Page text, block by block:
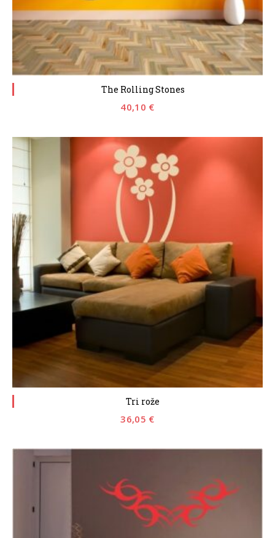
The Rolling Stones
40,10 €
Tri rože
36,05 €